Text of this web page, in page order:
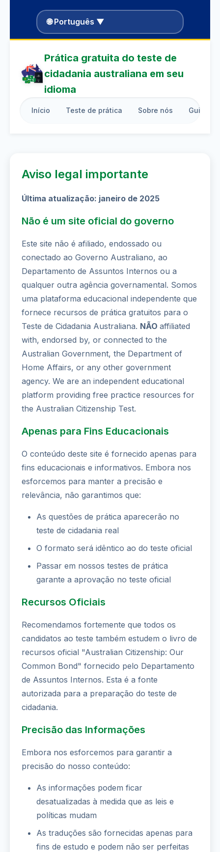
🌐 Português ▼
Prática gratuita do teste de
cidadania australiana em seu
idioma
Início Teste de prática Sobre nós Guia de
Aviso legal importante
Última atualização: janeiro de 2025
Não é um site oficial do governo
Este site não é afiliado, endossado ou
conectado ao Governo Australiano, ao
Departamento de Assuntos Internos ou a
qualquer outra agência governamental. Somos
uma plataforma educacional independente que
fornece recursos de prática gratuitos para o
Teste de Cidadania Australiana. NÃO affiliated
with, endorsed by, or connected to the
Australian Government, the Department of
Home Affairs, or any other government
agency. We are an independent educational
platform providing free practice resources for
the Australian Citizenship Test.
Apenas para Fins Educacionais
O conteúdo deste site é fornecido apenas para
fins educacionais e informativos. Embora nos
esforcemos para manter a precisão e
relevância, não garantimos que:
As questões de prática aparecerão no
teste de cidadania real
O formato será idêntico ao do teste oficial
Passar em nossos testes de prática
garante a aprovação no teste oficial
Recursos Oficiais
Recomendamos fortemente que todos os
candidatos ao teste também estudem o livro de
recursos oficial "Australian Citizenship: Our
Common Bond" fornecido pelo Departamento
de Assuntos Internos. Esta é a fonte
autorizada para a preparação do teste de
cidadania.
Precisão das Informações
Embora nos esforcemos para garantir a
precisão do nosso conteúdo:
As informações podem ficar
desatualizadas à medida que as leis e
políticas mudam
As traduções são fornecidas apenas para
fins de estudo e podem não ser perfeitas